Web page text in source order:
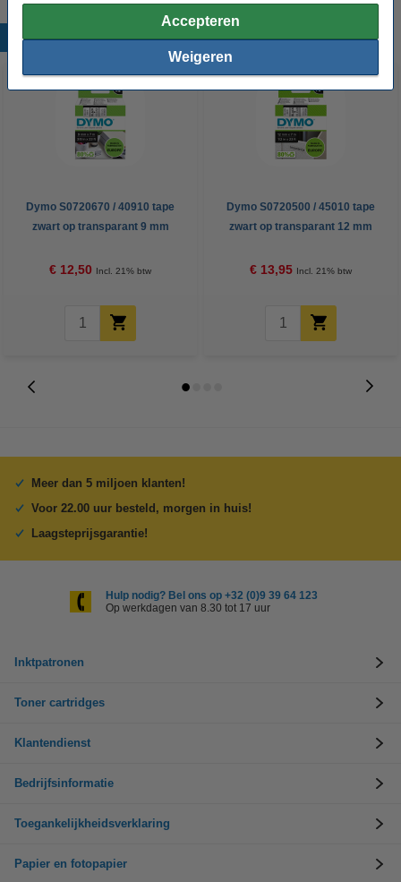
Accepteren
Weigeren
Populaire producten
Dymo S0720670 / 40910 tape
zwart op transparant 9 mm
€ 12,50 Incl. 21% btw
Dymo S0720500 / 45010 tape
zwart op transparant 12 mm
€ 13,95 Incl. 21% btw
Meer dan 5 miljoen klanten!
Voor 22.00 uur besteld, morgen in huis!
Laagsteprijsgarantie!
Hulp nodig? Bel ons op +32 (0)9 39 64 123
Op werkdagen van 8.30 tot 17 uur
Inktpatronen
Toner cartridges
Klantendienst
Bedrijfsinformatie
Toegankelijkheidsverklaring
Papier en fotopapier